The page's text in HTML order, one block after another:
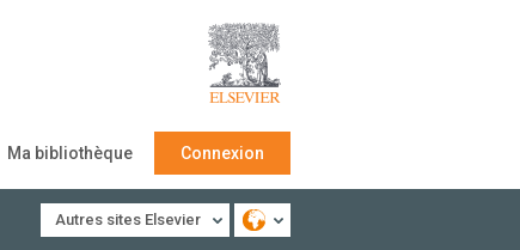
Ma bibliothèque Connexion
Autres sites Elsevier